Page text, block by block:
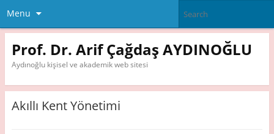
Menu
Prof. Dr. Arif Çağdaş AYDINOĞLU
Aydınoğlu kişisel ve akademik web sitesi
Akıllı Kent Yönetimi